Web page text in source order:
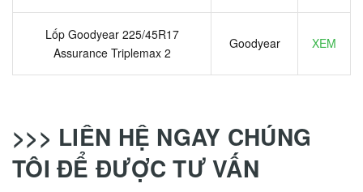
Lốp Goodyear 225/45R17
Assurance Triplemax 2
Goodyear XEM
>>> LIÊN HỆ NGAY CHÚNG
TÔI ĐỂ ĐƯỢC TƯ VẤN